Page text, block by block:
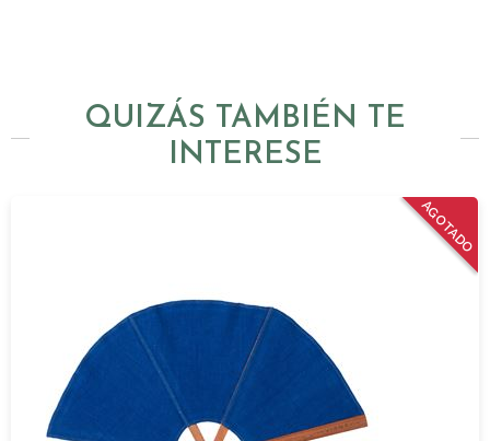
QUIZÁS TAMBIÉN TE
INTERESE
AGOTADO